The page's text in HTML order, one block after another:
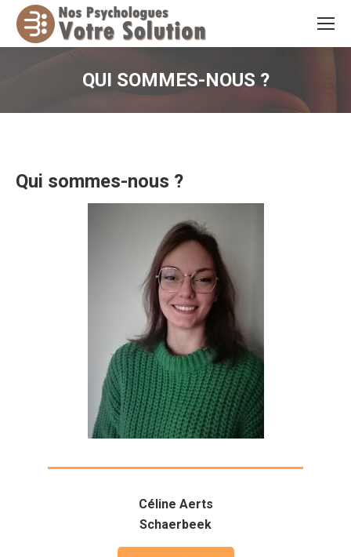
QUI SOMMES-NOUS ?
Qui sommes-nous ?
Céline Aerts
Schaerbeek